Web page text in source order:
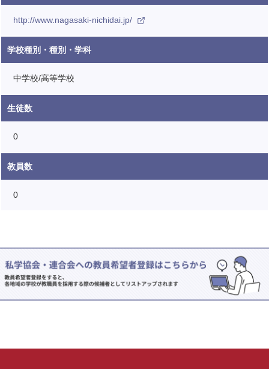
http://www.nagasaki-nichidai.jp/
学校種別・種別・学科
中学校/高等学校
生徒数
0
教員数
0